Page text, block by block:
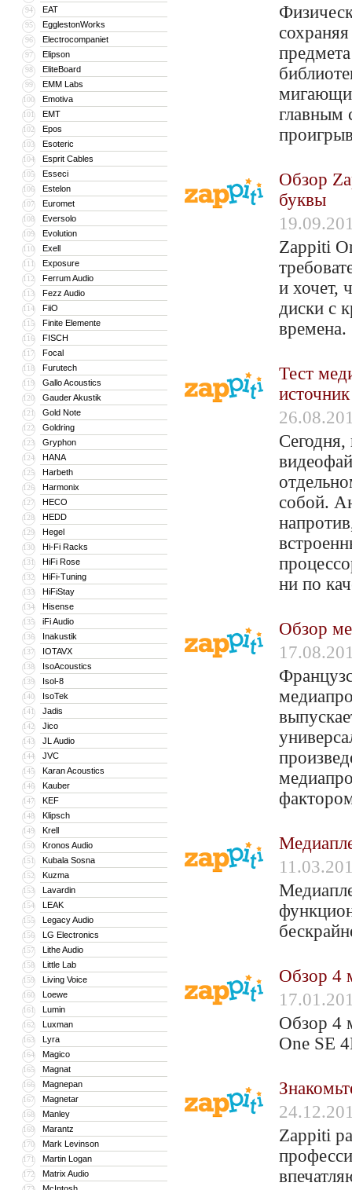
94 EAT
95 EgglestonWorks
96 Electrocompaniet
97 Elipson
98 EliteBoard
99 EMM Labs
100 Emotiva
101 EMT
102 Epos
103 Esoteric
104 Esprit Cables
105 Esseci
106 Estelon
107 Euromet
108 Eversolo
109 Evolution
110 Exell
111 Exposure
112 Ferrum Audio
113 Fezz Audio
114 FiiO
115 Finite Elemente
116 FISCH
117 Focal
118 Furutech
119 Gallo Acoustics
120 Gauder Akustik
121 Gold Note
122 Goldring
123 Gryphon
124 HANA
125 Harbeth
126 Harmonix
127 HECO
128 HEDD
129 Hegel
130 Hi-Fi Racks
131 HiFi Rose
132 HiFi-Tuning
133 HiFiStay
134 Hisense
135 iFi Audio
136 Inakustik
137 IOTAVX
138 IsoAcoustics
139 Isol-8
140 IsoTek
141 Jadis
142 Jico
143 JL Audio
144 JVC
145 Karan Acoustics
146 Kauber
147 KEF
148 Klipsch
149 Krell
150 Kronos Audio
151 Kubala Sosna
152 Kuzma
153 Lavardin
154 LEAK
155 Legacy Audio
156 LG Electronics
157 Lithe Audio
158 Little Lab
159 Living Voice
160 Loewe
161 Lumin
162 Luxman
163 Lyra
164 Magico
165 Magnat
166 Magnepan
167 Magnetar
168 Manley
169 Marantz
170 Mark Levinson
171 Martin Logan
172 Matrix Audio
главным
Обзор
буквы
Zappiti
и хочет,
диски с
времена.
Тест
источник
Сегодня,
собой.
ни по
Обзор
Обзор 4
Обзор 4
One SE
Zappiti